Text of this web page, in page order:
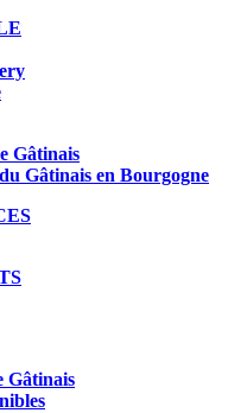
Gâtinais
Gâtinais en Bourgogne
Gâtinais